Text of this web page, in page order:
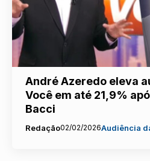
André Azeredo eleva
Você em até 21,9%
Bacci
Redação02/02/2026Audiência